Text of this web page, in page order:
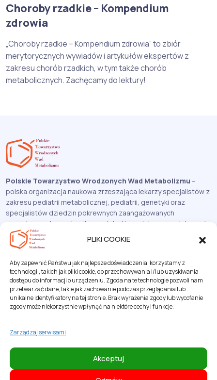
PLIKI COOKIE
Aby zapewnić Państwu jak najlepsze doświadczenia, korzystamy z
technologii, takich jak pliki cookie, do przechowywania i/lub uzyskiwania
dostępu do informacji o urządzeniu. Zgoda na te technologie pozwoli nam
przetwarzać dane, takie jak zachowanie podczas przeglądania lub
unikalne identyfikatory na tej stronie. Brak wyrażenia zgody lub wycofanie
zgody może niekorzystnie wpłynąć na niektóre cechy i funkcje.
Zarządzaj serwisami
Akceptuj
Choroby rzadkie – Kompendium
zdrowia
„Choroby rzadkie – Kompendium zdrowia” to zbiór
merytorycznych wywiadów i artykułów ekspertów z
zakresu chorób rzadkich, w tym także chorób
metabolicznych. Zachęcamy do lektury!
Polskie Towarzystwo Wrodzonych Wad Metabolizmu –
polska organizacja naukowa zrzeszająca lekarzy specjalistów z
zakresu pediatrii metabolicznej, pediatrii, genetyki oraz
specjalistów dziedzin pokrewnych zaangażowanych
zawodowo w leczenie, diagnostykę i kompleksową opiekę nad
chorymi na wrodzone wady metabolizmu.
Subskrybuj
Nawigacja
Ważne linki
Kontakt